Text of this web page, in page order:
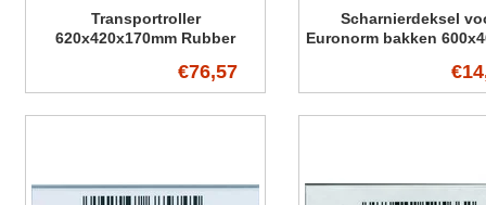
Transportroller
620x420x170mm Rubber
€76,57
Scharnierdeksel
Euronorm bakken